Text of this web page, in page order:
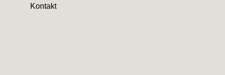
Kontakt